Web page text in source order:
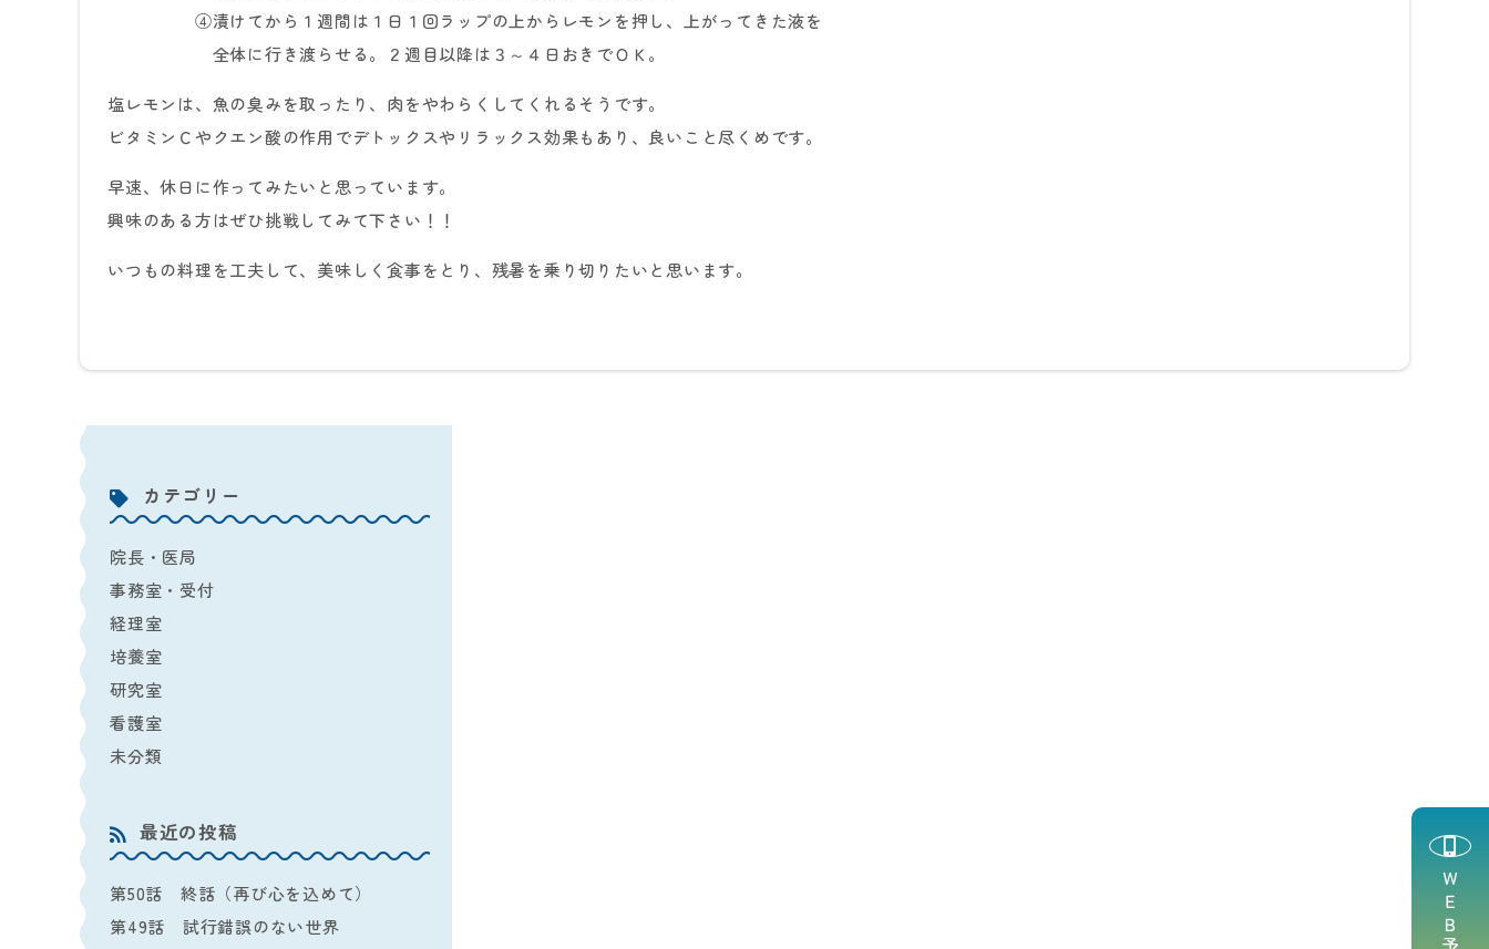
④漬けてから１週間は１日１回ラップの上からレモンを押し、上がってきた液を
全体に行き渡らせる。２週目以降は３～４日おきでＯＫ。
塩レモンは、魚の臭みを取ったり、肉をやわらくしてくれるそうです。
ビタミンＣやクエン酸の作用でデトックスやリラックス効果もあり、良いこと尽くめです。
早速、休日に作ってみたいと思っています。
興味のある方はぜひ挑戦してみて下さい！！
いつもの料理を工夫して、美味しく食事をとり、残暑を乗り切りたいと思います。
カテゴリー
院長・医局
事務室・受付
経理室
培養室
研究室
看護室
未分類
最近の投稿
第50話 終話（再び心を込めて）
第49話 試行錯誤のない世界